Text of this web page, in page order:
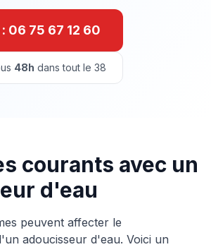
06 75 67 12 60
48h dans tout le 38
courants avec un
d'eau
peuvent affecter le
adoucisseur d'eau. Voici un